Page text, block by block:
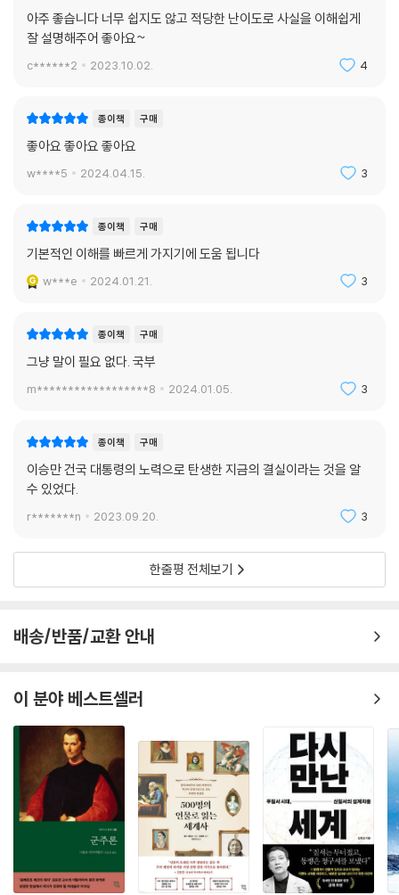
한 대한민국의 밝은 미래를 내다보는 것이다.
- 자유민주아카데미 편집부
아주 좋습니다 너무 쉽지도 않고 적당한 난이도로 사실을 이해쉽게
잘 설명해주어 좋아요~
c******2 2023.10.02. 4
종이책 구매
좋아요 좋아요 좋아요
w****5 2024.04.15. 3
종이책 구매
기본적인 이해를 빠르게 가지기에 도움 됩니다
w***e 2024.01.21. 3
종이책 구매
그냥 말이 필요 없다. 국부
m******************8 2024.01.05. 3
종이책 구매
이승만 건국 대통령의 노력으로 탄생한 지금의 결실이라는 것을 알
수 있었다.
r*******n 2023.09.20. 3
한줄평 전체보기
배송/반품/교환 안내
이 분야 베스트셀러